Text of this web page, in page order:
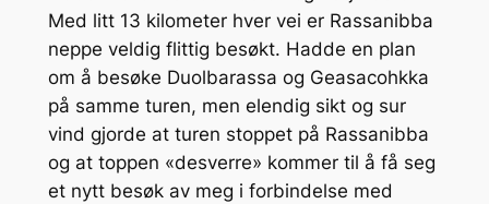
Med litt 13 kilometer hver vei er Rassanibba
neppe veldig flittig besøkt. Hadde en plan
om å besøke Duolbarassa og Geasacohkka
på samme turen, men elendig sikt og sur
vind gjorde at turen stoppet på Rassanibba
og at toppen «desverre» kommer til å få seg
et nytt besøk av meg i forbindelse med